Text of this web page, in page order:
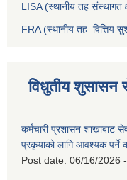
LISA (स्थानीय तह संस्थागत
FRA (स्थानीय तह वित्तिय
विधुतीय शुसासन
कर्मचारी प्रशासन शाखाबाट
प्रकृयाको लागि आवश्यक पर्ने
Post date: 06/16/2026